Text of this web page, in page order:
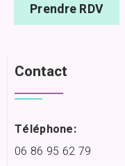
Prendre RDV
Contact
Téléphone:
06 86 95 62 79